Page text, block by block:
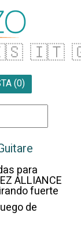
🇮🇹
(0)
para
ALLIANCE
fuerte
de